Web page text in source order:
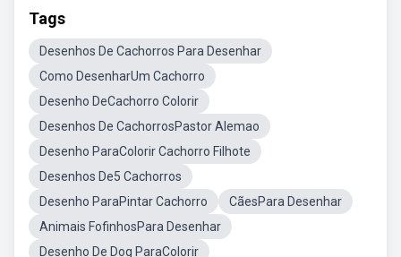
Tags
Desenhos De Cachorros Para Desenhar
Como DesenharUm Cachorro
Desenho DeCachorro Colorir
Desenhos De CachorrosPastor Alemao
Desenho ParaColorir Cachorro Filhote
Desenhos De5 Cachorros
Desenho ParaPintar Cachorro
CãesPara Desenhar
Animais FofinhosPara Desenhar
Desenho De Dog ParaColorir